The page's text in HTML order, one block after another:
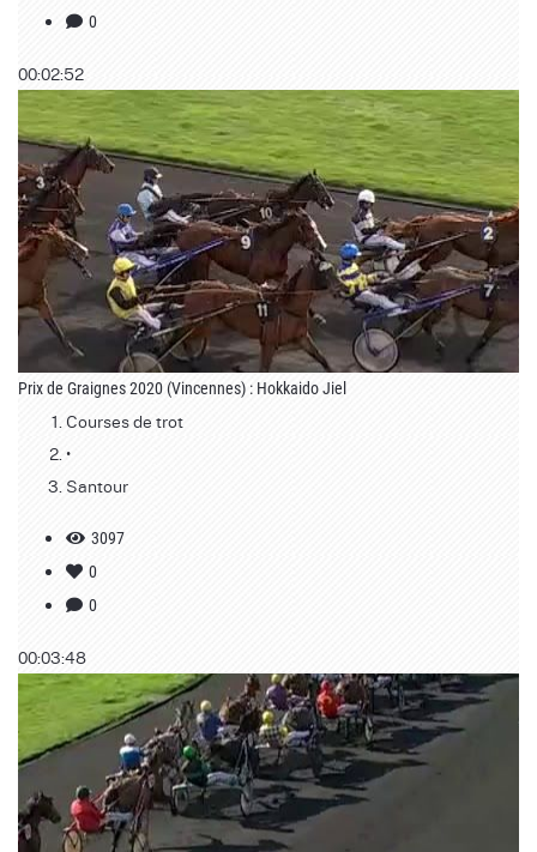
0
00:02:52
Prix de Graignes 2020 (Vincennes) : Hokkaido Jiel
Courses de trot
•
Santour
3097
0
0
00:03:48